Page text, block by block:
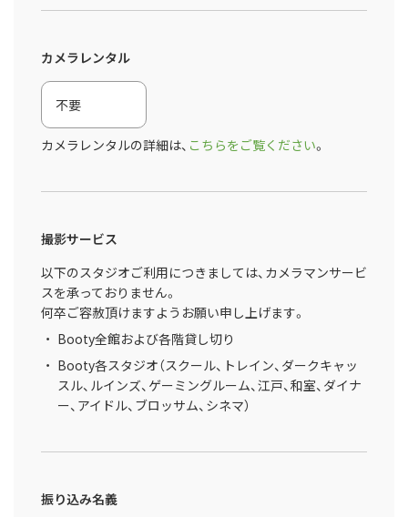
カメラレンタル
カメラレンタルの詳細は、 こちらをご覧ください。
撮影サービス
以下のスタジオご利用につきましては、カメラマンサービ
スを承っておりません。
何卒ご容赦頂けますようお願い申し上げます。
Booty全館および各階貸し切り
Booty各スタジオ（スクール、トレイン、ダークキャッ
スル、ルインズ、ゲーミングルーム、江戸、和室、ダイナ
ー、アイドル、ブロッサム、シネマ）
振り込み名義